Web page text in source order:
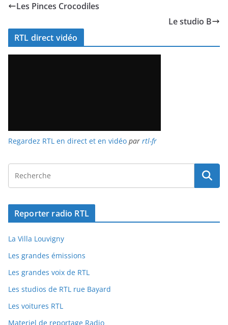
Les Pinces Crocodiles
Le studio B
RTL direct vidéo
Regardez RTL en direct et en vidéo par rtl-fr
Reporter radio RTL
La Villa Louvigny
Les grandes émissions
Les grandes voix de RTL
Les studios de RTL rue Bayard
Les voitures RTL
Materiel de reportage Radio